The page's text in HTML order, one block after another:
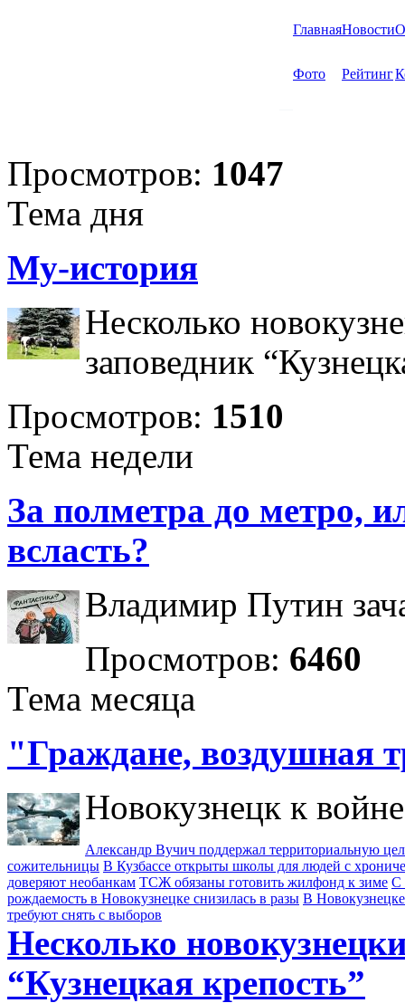
ГлавнаяНовости
Фото Рейтинг
Просмотров: 1047
Тема дня
Му-история
Несколько
заповедник
Просмотров: 1510
Тема недели
За полметра до метро,
всласть?
Владимир Путин
Просмотров: 6460
Тема месяца
"Граждане, воздушная
Новокузнецк к
Александр Вучич поддержал территориальную
сожительницы В Кузбассе открыты школы для людей с
доверяют необанкам ТСЖ обязаны готовить жилфонд к зиме С
рождаемость в Новокузнецке снизилась в разы В
требуют снять с выборов
Несколько
“Кузнецкая крепость”